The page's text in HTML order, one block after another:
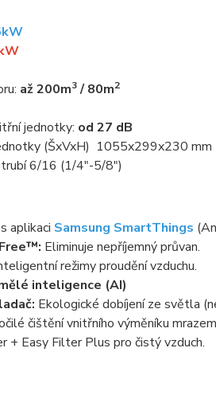
až 200m3/ 80m2
jednotky: od 27 dB
(ŠxVxH) 1055x299x230 mm
6/16 (1/4"-5/8")
aplikaci Samsung SmartThings
Eliminuje nepříjemný průvan.
režimy proudění vzduchu.
inteligence (AI)
Ekologické dobíjení ze světla
čištění vnitřního výměníku
+ Easy Filter Plus pro čistý vzduch.